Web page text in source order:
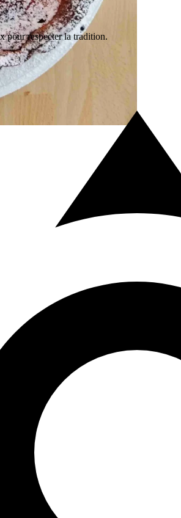
pour respecter la tradition.